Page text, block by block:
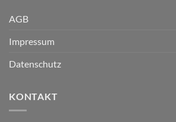
AGB
Impressum
Datenschutz
KONTAKT